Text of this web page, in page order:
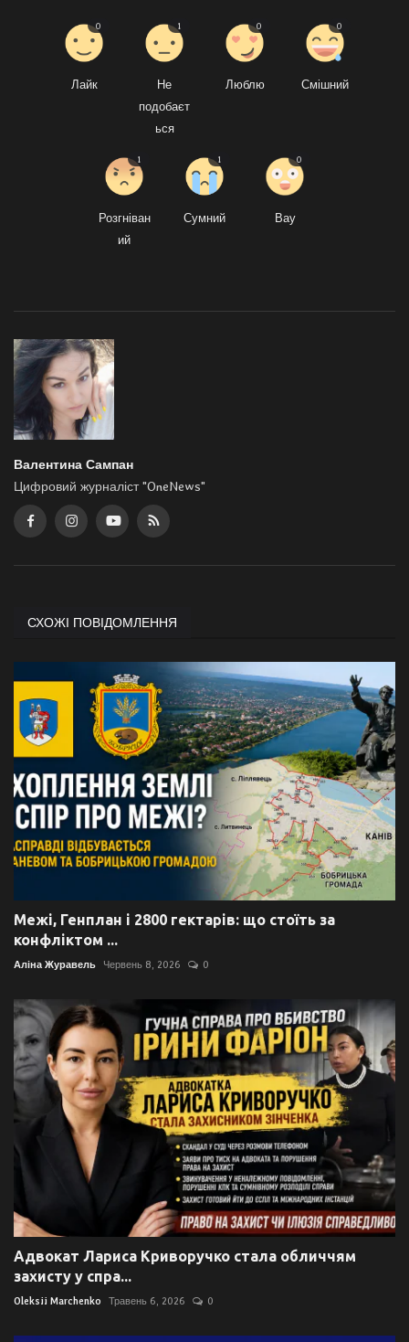
Лайк
0
Не
подобаєт
ься
1
Люблю
0
Смішний
0
Розгніван
ий
1
Сумний
1
Вау
0
Валентина Сампан
Цифровий журналіст "OneNews"
СХОЖІ ПОВІДОМЛЕННЯ
Межі, Генплан і 2800 гектарів: що стоїть за
конфліктом ...
Аліна Журавель Червень 8, 2026 0
Адвокат Лариса Криворучко стала обличчям
захисту у спра...
Oleksii Marchenko Травень 6, 2026 0